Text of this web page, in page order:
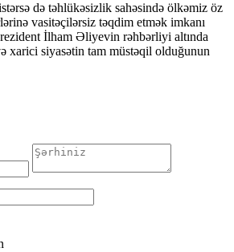
də təhlükəsizlik sahəsində ölkəmiz öz
vasitəçilərsiz təqdim etmək imkanı
İlham Əliyevin rəhbərliyi altında
xarici siyasətin tam müstəqil olduğunun